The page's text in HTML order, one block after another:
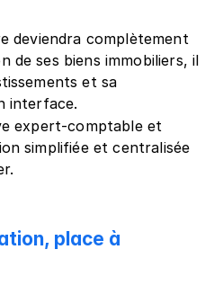
deviendra complètement
de ses biens immobiliers, il
et sa
interface.
expert-comptable et
simplifiée et centralisée
place à